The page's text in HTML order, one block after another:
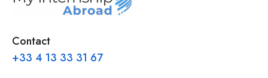
Contact
+33 4 13 33 31 67